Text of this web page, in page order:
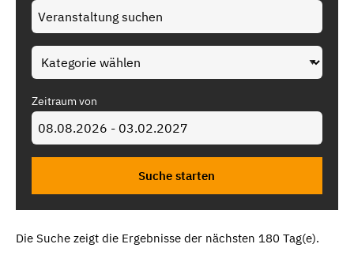
Zeitraum von
Die Suche zeigt die Ergebnisse der nächsten 180 Tag(e).